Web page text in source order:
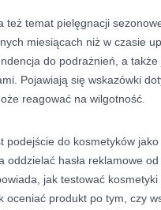
też temat pielęgnacji
miesiącach niż w czasie
do podrażnień, a
Pojawiają się wskazówki
reagować na wilgotność.
podejście do kosmetyków
oddzielać hasła reklamowe
jak testować
oceniać produkt po tym, czy